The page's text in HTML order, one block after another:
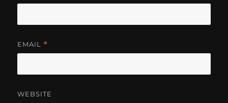
EMAIL *
WEBSITE